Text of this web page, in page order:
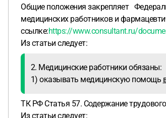
Общие положения закрепляет
медицинских работников и
ссылке:https://www.consultant.ru/
Из статьи следует:
2. Медицинские работники обязаны:
1) оказывать медицинскую помощь
ТК РФ Статья 57. Содержание
Из статьи следует: